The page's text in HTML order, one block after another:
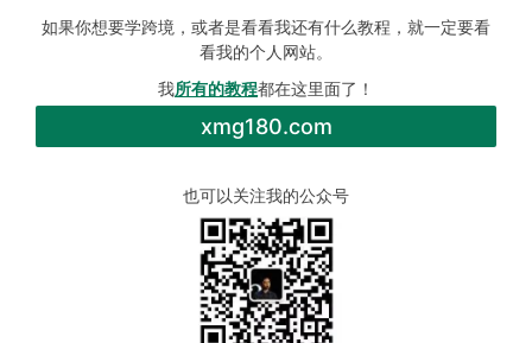
如果你想要学跨境，或者是看看我还有什么教程，就一定要看
看我的个人网站。
我所有的教程都在这里面了！
xmg180.com
也可以关注我的公众号